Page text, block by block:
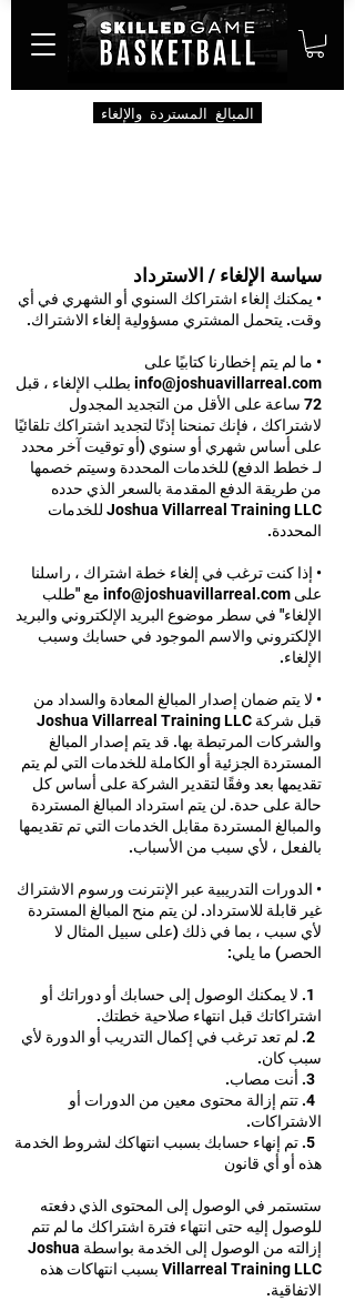
سياسة الإلغاء / الاسترداد
• يمكنك إلغاء اشتراكك السنوي أو الشهري في أي
وقت. يتحمل المشتري مسؤولية إلغاء الاشتراك.
• ما لم يتم إخطارنا كتابيًا على
info@joshuavillarreal.com بطلب الإلغاء ، قبل
72 ساعة على الأقل من التجديد المجدول
لاشتراكك ، فإنك تمنحنا إذنًا لتجديد اشتراكك تلقائيًا
على أساس شهري أو سنوي (أو توقيت آخر محدد
لـ خطط الدفع) للخدمات المحددة وسيتم خصمها
من طريقة الدفع المقدمة بالسعر الذي حدده
Joshua Villarreal Training LLC للخدمات
المحددة.
• إذا كنت ترغب في إلغاء خطة اشتراك ، راسلنا
على info@joshuavillarreal.com مع "طلب
الإلغاء" في سطر موضوع البريد الإلكتروني والبريد
الإلكتروني والاسم الموجود في حسابك وسبب
الإلغاء.
• لا يتم ضمان إصدار المبالغ المعادة والسداد من
قبل شركة Joshua Villarreal Training LLC
والشركات المرتبطة بها. قد يتم إصدار المبالغ
المستردة الجزئية أو الكاملة للخدمات التي لم يتم
تقديمها بعد وفقًا لتقدير الشركة على أساس كل
حالة على حدة. لن يتم استرداد المبالغ المستردة
والمبالغ المستردة مقابل الخدمات التي تم تقديمها
بالفعل ، لأي سبب من الأسباب.
• الدورات التدريبية عبر الإنترنت ورسوم الاشتراك
غير قابلة للاسترداد. لن يتم منح المبالغ المستردة
لأي سبب ، بما في ذلك (على سبيل المثال لا
الحصر) ما يلي:
1. لا يمكنك الوصول إلى حسابك أو دوراتك أو
اشتراكاتك قبل انتهاء صلاحية خطتك.
2. لم تعد ترغب في إكمال التدريب أو الدورة لأي
سبب كان.
3. أنت مصاب.
4. تتم إزالة محتوى معين من الدورات أو
الاشتراكات.
5. تم إنهاء حسابك بسبب انتهاكك لشروط الخدمة
هذه أو أي قانون
ستستمر في الوصول إلى المحتوى الذي دفعته
للوصول إليه حتى انتهاء فترة اشتراكك ما لم تتم
إزالته من الوصول إلى الخدمة بواسطة Joshua
Villarreal Training LLC بسبب انتهاكات هذه
الاتفاقية.